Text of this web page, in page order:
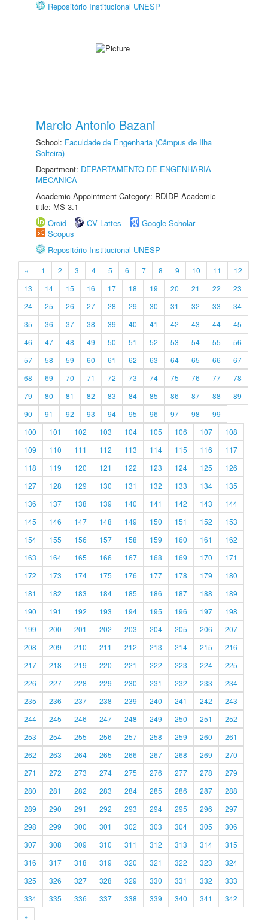
Repositório Institucional UNESP
Marcio Antonio Bazani
School: Faculdade de Engenharia (Câmpus de Ilha
Solteira)
Department: DEPARTAMENTO DE ENGENHARIA
MECÂNICA
Academic Appointment Category: RDIDP Academic
title: MS-3.1
Orcid
CV Lattes
Google Scholar
Scopus
Repositório Institucional UNESP
« 1 2 3 4 5 6 7 8 9 10 11
12
13
14 15 16 17 18 19 20 21 22
23
24
25 26 27 28 29 30 31 32 33
34
35
36 37 38 39 40 41 42 43 44
45
46
47 48 49 50 51 52 53 54 55
56
57
58 59 60 61 62 63 64 65 66
67
68
69 70 71 72 73 74 75 76 77
78
79
80 81 82 83 84 85 86 87 88
89
90
91 92 93 94 95 96 97 98
99
100
101 102 103 104 105 106 107
108
109
110 111 112 113 114 115 116
117
118
119 120 121 122 123 124 125
126
127
128 129 130 131 132 133 134
135
136
137 138 139 140 141 142 143
144
145
146 147 148 149 150 151 152
153
154
155 156 157 158 159 160 161
162
163
164 165 166 167 168 169 170
171
172
173 174 175 176 177 178 179
180
181
182 183 184 185 186 187 188
189
190
191 192 193 194 195 196 197
198
199
200 201 202 203 204 205 206
207
208
209 210 211 212 213 214 215
216
217
218 219 220 221 222 223 224
225
226
227 228 229 230 231 232 233
234
235
236 237 238 239 240 241 242
243
244
245 246 247 248 249 250 251
252
253
254 255 256 257 258 259 260
261
262
263 264 265 266 267 268 269
270
271
272 273 274 275 276 277 278
279
280
281 282 283 284 285 286 287
288
289
290 291 292 293 294 295 296
297
298
299 300 301 302 303 304 305
306
307
308 309 310 311 312 313 314
315
316
317 318 319 320 321 322 323
324
325
326 327 328 329 330 331 332
333
334
335 336 337 338 339 340 341
342
»